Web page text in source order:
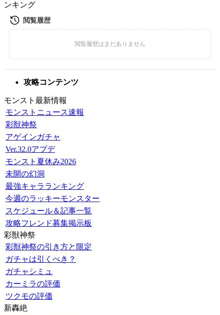
ンキング
攻略コンテンツ
モンスト最新情報
モンストニュース速報
彩獣神祭
アゲインガチャ
Ver.32.0アプデ
モンスト夏休み2026
未開の幻洞
最強キャラランキング
今週のラッキーモンスター
スケジュール＆記事一覧
攻略フレンド募集掲示板
彩獣神祭
彩獣神祭の引き方と限定
ガチャは引くべき？
ガチャシミュ
カーミラの評価
ツクモの評価
新轟絶